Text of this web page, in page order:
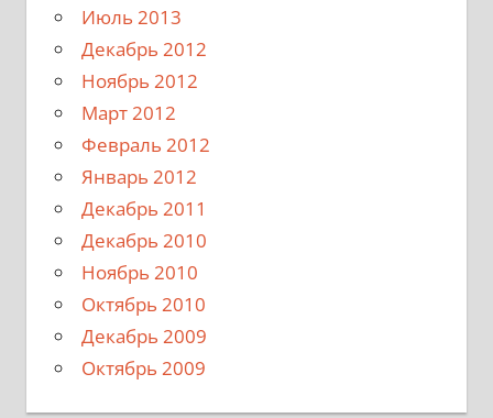
Июль 2013
Декабрь 2012
Ноябрь 2012
Март 2012
Февраль 2012
Январь 2012
Декабрь 2011
Декабрь 2010
Ноябрь 2010
Октябрь 2010
Декабрь 2009
Октябрь 2009